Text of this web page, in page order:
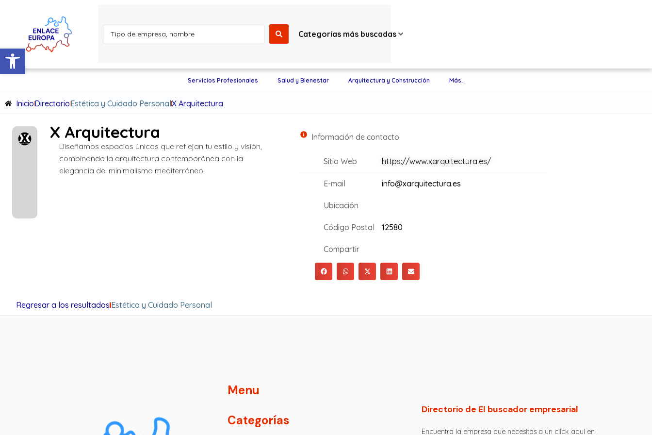
Abrir barra de herramientas
Categorías más buscadas
Servicios Profesionales Salud y Bienestar Arquitectura y Construcción Más…
InicioDirectorioEstética y Cuidado PersonalX Arquitectura
X Arquitectura
Diseñamos espacios únicos que reflejan tu estilo y visión,
combinando la arquitectura contemporánea con la
elegancia del minimalismo mediterráneo.
Información de contacto
Sitio Web https://www.xarquitectura.es/
E-mail info@xarquitectura.es
Ubicación
Código Postal 12580
Compartir
Regresar a los resultadosEstética y Cuidado Personal
Menu
Categorías
Directorio de El buscador empresarial
Encuentra la empresa que necesitas a un click aquí en